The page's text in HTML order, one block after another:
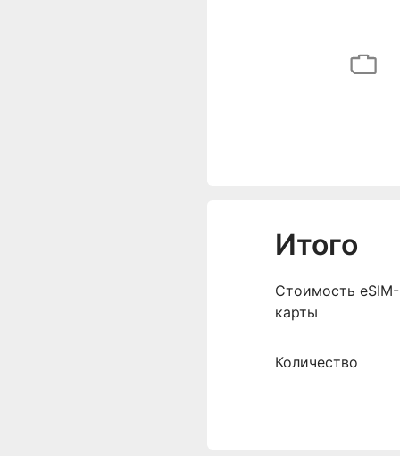
Итого
Cтоимость eSIM-
карты
Количество